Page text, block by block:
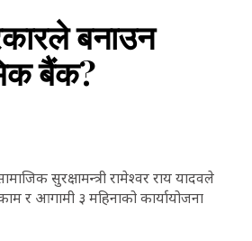
बनाउन
बैंक?
सुरक्षामन्त्री रामेश्वर राय यादवले
र आगामी ३ महिनाको कार्यायोजना